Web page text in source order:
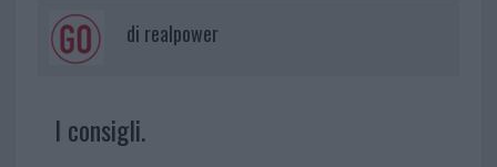
di realpower
I consigli.